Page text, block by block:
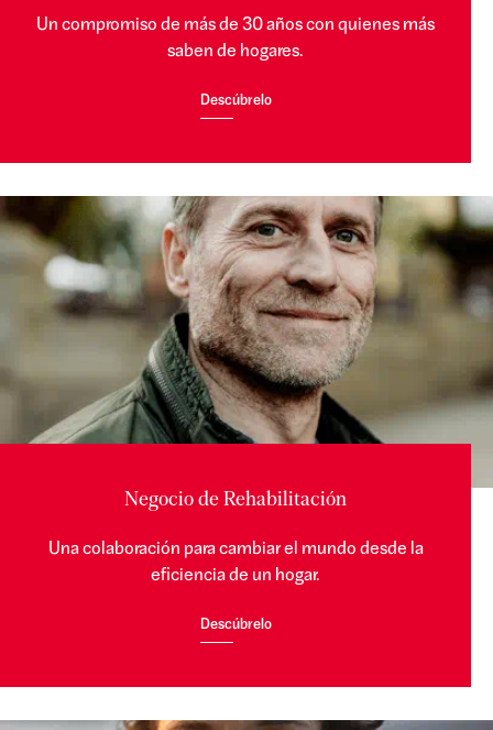
Un compromiso de más de 30 años con quienes más
saben de hogares.
Descúbrelo
Negocio de Rehabilitación
Una colaboración para cambiar el mundo desde la
eficiencia de un hogar.
Descúbrelo